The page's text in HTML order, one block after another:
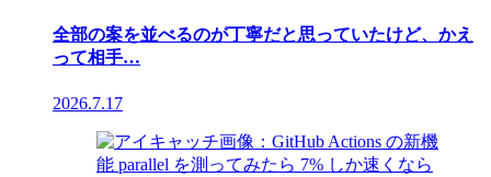
全部の案を並べるのが丁寧だと思っていたけど、かえ
って相手…
2026.7.17